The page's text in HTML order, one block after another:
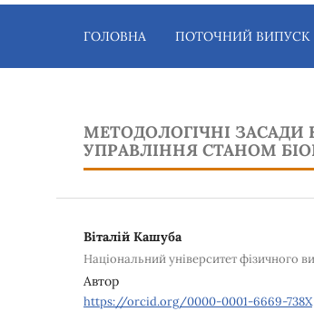
ГОЛОВНА ПОТОЧНИЙ ВИПУСК
МЕТОДОЛОГІЧНІ
УПРАВЛІННЯ СТАНОМ
Віталій Кашуба
Національний університет фізичного
Автор
https://orcid.org/0000-0001-6669-738X